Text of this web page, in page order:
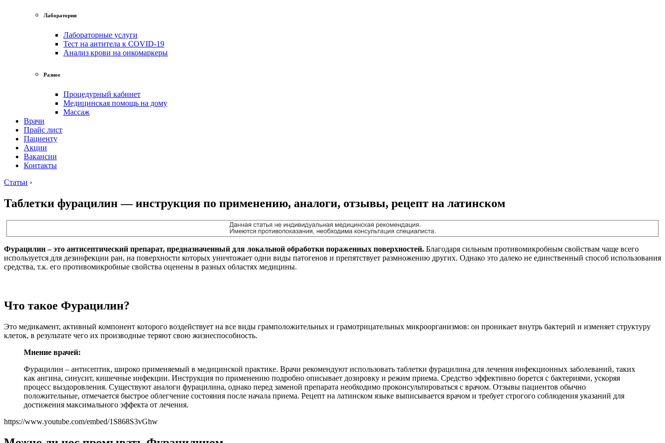
Лаборатория
Лабораторные услуги
Тест на антитела к COVID-19
Анализ крови на онкомаркеры
Разное
Процедурный кабинет
Медицинская помощь на дому
Массаж
Врачи
Прайс лист
Пациенту
Акции
Вакансии
Контакты
Статьи ›
Таблетки фурацилин — инструкция по применению, аналоги, отзывы, рецепт на латинском
Фурацилин – это антисептический препарат, предназначенный для локальной обработки пораженных поверхностей. Благодаря сильным противомикробным свойствам чаще всего
используется для дезинфекции ран, на поверхности которых уничтожает одни виды патогенов и препятствует размножению других. Однако это далеко не единственный способ использования
средства, т.к. его противомикробные свойства оценены в разных областях медицины.
Что такое Фурацилин?
Это медикамент, активный компонент которого воздействует на все виды грамположительных и грамотрицательных микроорганизмов: он проникает внутрь бактерий и изменяет структуру
клеток, в результате чего их производные теряют свою жизнеспособность.
Мнение врачей:
Фурацилин – антисептик, широко применяемый в медицинской практике. Врачи рекомендуют использовать таблетки фурацилина для лечения инфекционных заболеваний, таких
как ангина, синусит, кишечные инфекции. Инструкция по применению подробно описывает дозировку и режим приема. Средство эффективно борется с бактериями, ускоряя
процесс выздоровления. Существуют аналоги фурацилина, однако перед заменой препарата необходимо проконсультироваться с врачом. Отзывы пациентов обычно
положительные, отмечается быстрое облегчение состояния после начала приема. Рецепт на латинском языке выписывается врачом и требует строгого соблюдения указаний для
достижения максимального эффекта от лечения.
https://www.youtube.com/embed/1S868S3vGhw